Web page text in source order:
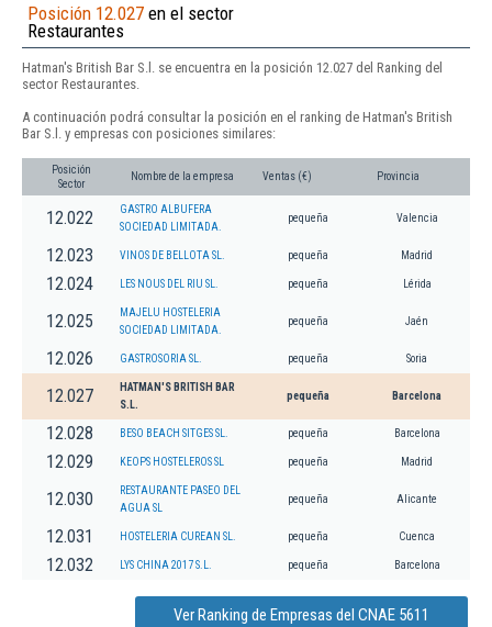
Posición 12.027 en el sector
Restaurantes
Hatman's British Bar S.l. se encuentra en la posición 12.027 del Ranking del
sector Restaurantes.
A continuación podrá consultar la posición en el ranking de Hatman's British
Bar S.l. y empresas con posiciones similares:
Posición
Sector
Nombre de la empresa Ventas (€) Provincia
12.022
GASTRO ALBUFERA
SOCIEDAD LIMITADA.
pequeña Valencia
12.023 VINOS DE BELLOTA SL. pequeña Madrid
12.024 LES NOUS DEL RIU SL. pequeña Lérida
12.025
MAJELU HOSTELERIA
SOCIEDAD LIMITADA.
pequeña Jaén
12.026 GASTROSORIA SL. pequeña Soria
12.027
HATMAN'S BRITISH BAR
S.L.
pequeña Barcelona
12.028 BESO BEACH SITGES SL. pequeña Barcelona
12.029 KEOPS HOSTELEROS SL pequeña Madrid
12.030
RESTAURANTE PASEO DEL
AGUA SL
pequeña Alicante
12.031 HOSTELERIA CUREAN SL. pequeña Cuenca
12.032 LYS CHINA 2017 S.L. pequeña Barcelona
Ver Ranking de Empresas del CNAE 5611